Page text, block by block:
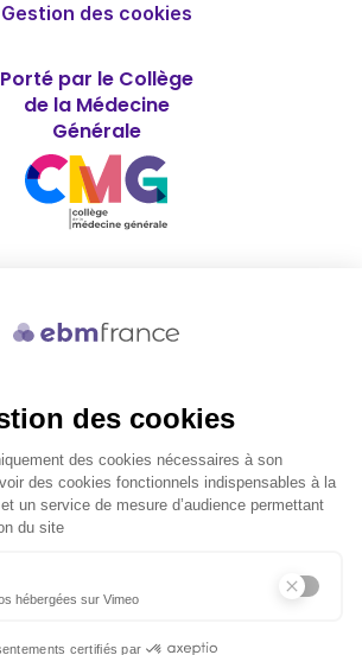
Gestion des cookies
Porté par le Collège
de la Médecine
Générale
© 2026 ebmfrance